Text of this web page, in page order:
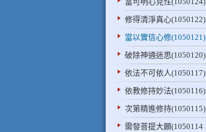
修得清淨真心(1050122)
當以實信心修(1050121)
破除神通迷思(1050120)
依法不可依人(1050117)
依教修持妙法(1050116)
次第精進修持(1050115)
需發菩提大願(1050114